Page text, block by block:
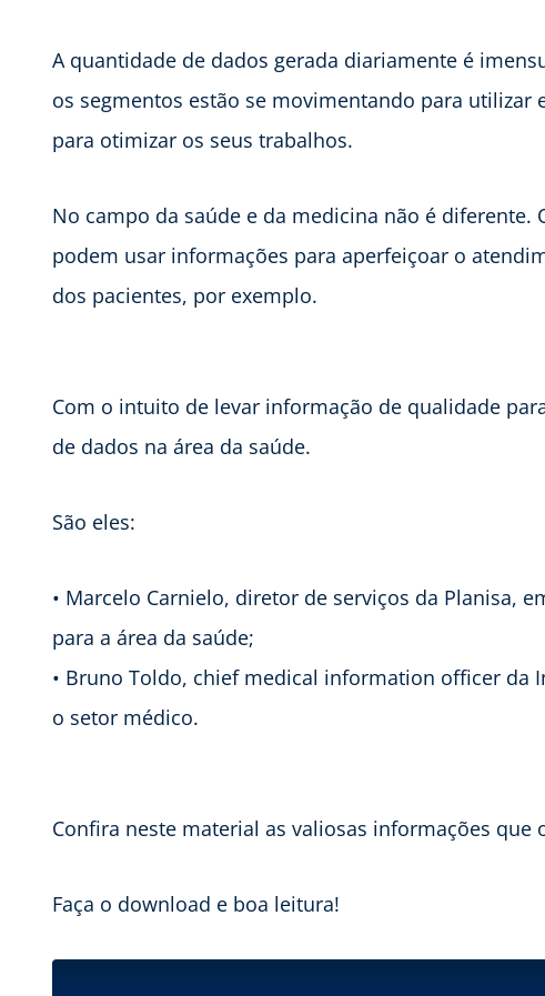
A quantidade de dados gerada diariamente é
os segmentos estão se movimentando para
para otimizar os seus trabalhos.
No campo da saúde e da medicina não é
podem usar informações para aperfeiçoar o
dos pacientes, por exemplo.
Com o intuito de levar informação de qualidade
de dados na área da saúde.
São eles:
• Marcelo Carnielo, diretor de serviços da Planisa,
para a área da saúde;
• Bruno Toldo, chief medical information officer da
o setor médico.
Confira neste material as valiosas informações
Faça o download e boa leitura!